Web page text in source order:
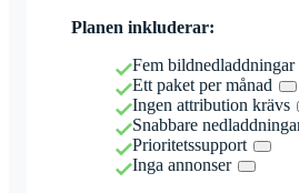
Planen inkluderar:
Fem bildnedladdningar
Ett paket per månad
Ingen attribution krävs
Snabbare
Prioritetssupport
Inga annonser